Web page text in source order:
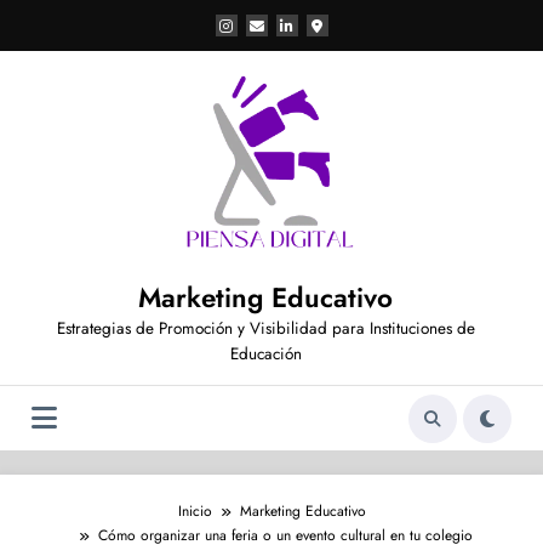
contenido
Marketing Educativo
Estrategias de Promoción y Visibilidad para Instituciones de
Educación
Inicio
Marketing Educativo
Cómo organizar una feria o un evento cultural en tu colegio